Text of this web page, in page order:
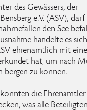
des Gewässers, der
e.V. (ASV), darf
den See
handelte es
ehrenamtlich mit
hat, um nach
bergen zu können.
die Ehrenamtler
was alle